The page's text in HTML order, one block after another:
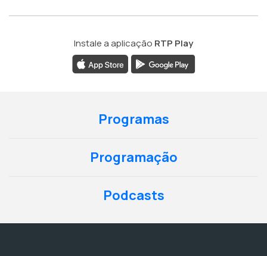
Instale a aplicação RTP Play
Programas
Programação
Podcasts